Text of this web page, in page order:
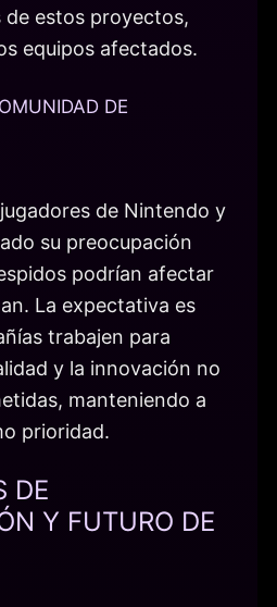
estos proyectos,
equipos afectados.
DE
de Nintendo y
su preocupación
podrían afectar
La expectativa es
trabajen para
y la innovación no
manteniendo a
prioridad.
DE
Y FUTURO DE